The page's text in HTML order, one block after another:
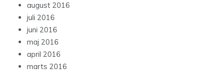
august 2016
juli 2016
juni 2016
maj 2016
april 2016
marts 2016